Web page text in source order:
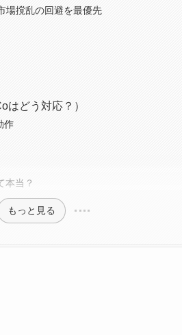
場撹乱の回避を最優先
はどう対応？）
作
本当？
もっと見る